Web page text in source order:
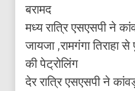
बरामद
मध्य रात्रि एसएसपी ने
जायजा ,रामगंगा तिराहा
की पेट्रोलिंग
देर रात्रि एसएसपी ने